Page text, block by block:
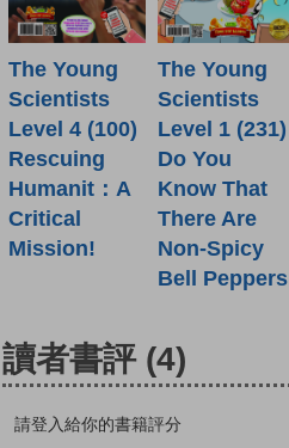
The Young
Scientists
Level 4 (100)
Rescuing
Humanit：A
Critical
Mission!
The Young
Scientists
Level 1 (231)
Do You
Know That
There Are
Non-Spicy
Bell Peppers
讀者書評 (4)
請登入給你的書籍評分